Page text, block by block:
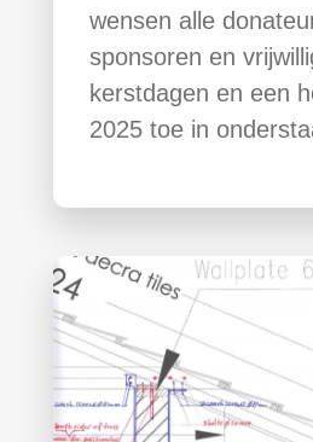
wensen alle
sponsoren en
kerstdagen en een
2025 toe in